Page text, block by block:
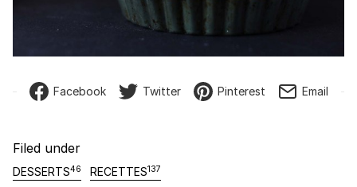
Facebook Twitter Pinterest Email
Filed under
DESSERTS46 RECETTES137